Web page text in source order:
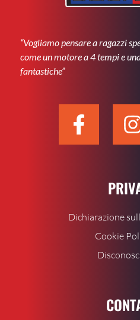
“Vogliamo pensare a ragazzi
come un motore a 4 tempi e
fantastiche”
Dichiarazione
Cookie